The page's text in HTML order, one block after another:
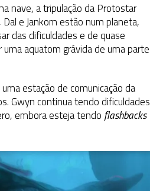
nave, a tripulação da Protostar
e Jankom estão num planeta,
das dificuldades e de quase
aquatom grávida de uma parte
estação de comunicação da
Gwyn continua tendo dificuldades
embora esteja tendo flashbacks